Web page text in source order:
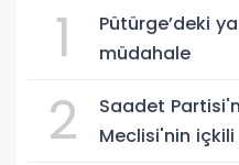
1
Pütürge’deki
müdahale
2
Saadet
Meclisi'nin